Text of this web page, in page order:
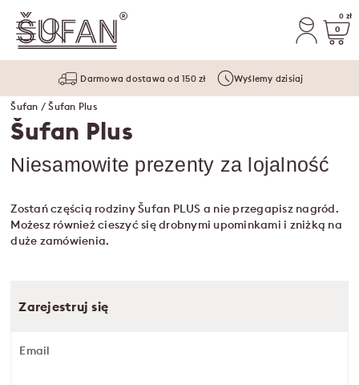
0 zł
0
Darmowa dostawa od 150 zł Wyślemy dzisiaj
Šufan / Šufan Plus
Šufan Plus
Niesamowite prezenty za lojalność
Zostań częścią rodziny Šufan PLUS a nie przegapisz nagród.
Możesz również cieszyć się drobnymi upominkami i zniżką na
duże zamówienia.
Zarejestruj się
Email